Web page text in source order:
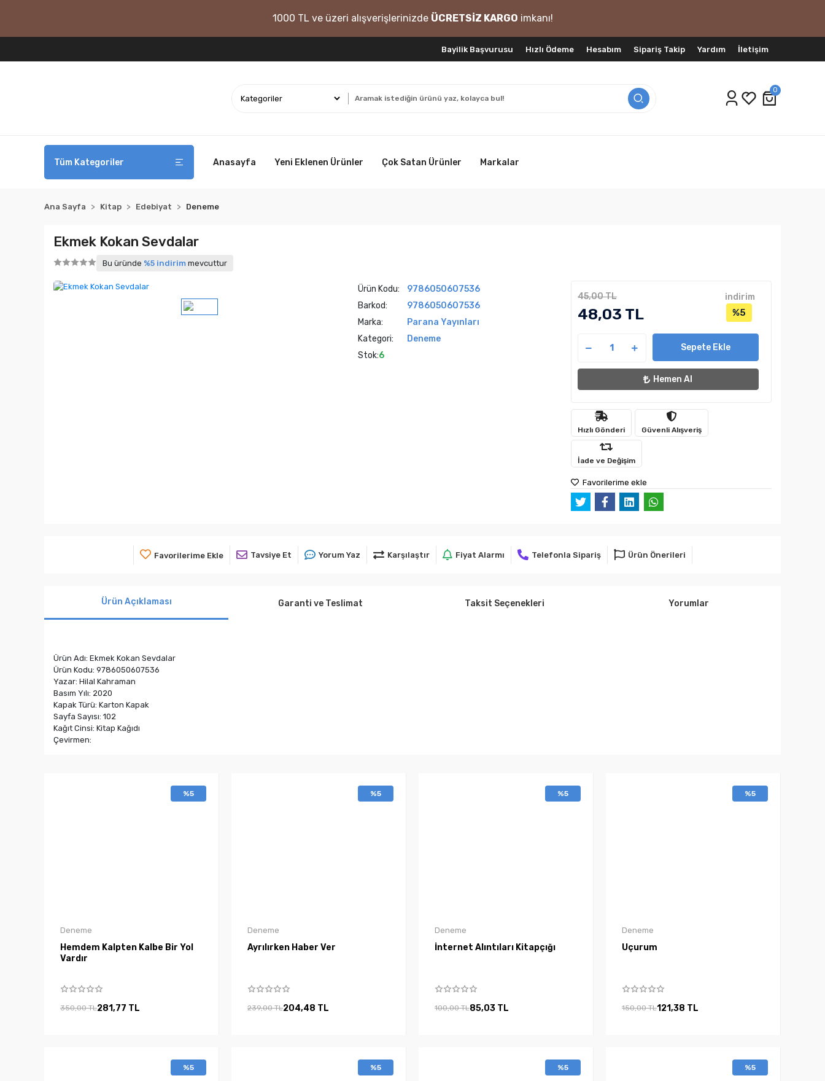
1000 TL ve üzeri alışverişlerinizde ÜCRETSİZ KARGO imkanı!
Bayilik Başvurusu Hızlı Ödeme Hesabım Sipariş Takip Yardım İletişim
0
Tüm Kategoriler Anasayfa Yeni Eklenen Ürünler Çok Satan Ürünler Markalar
Ana Sayfa Kitap Edebiyat Deneme
Ekmek Kokan Sevdalar
Bu üründe %5 indirim mevcuttur
Ürün Kodu:
9786050607536
Barkod:
9786050607536
Marka:
Parana Yayınları
Kategori:
Deneme
Stok:6
45,00 TL
48,03 TL
indirim
%5
Sepete Ekle
Hemen Al
Hızlı Gönderi Güvenli Alışveriş
İade ve Değişim
Favorilerime ekle
Favorilerime Ekle Tavsiye Et Yorum Yaz Karşılaştır Fiyat Alarmı Telefonla Sipariş Ürün Önerileri
Ürün Açıklaması Garanti ve Teslimat Taksit Seçenekleri Yorumlar
Ürün Adı: Ekmek Kokan Sevdalar
Ürün Kodu: 9786050607536
Yazar: Hilal Kahraman
Basım Yılı: 2020
Kapak Türü: Karton Kapak
Sayfa Sayısı: 102
Kağıt Cinsi: Kitap Kağıdı
Çevirmen:
%5
Deneme
Hemdem Kalpten Kalbe Bir Yol
Vardır
350,00 TL281,77 TL
%5
Deneme
Ayrılırken Haber Ver
239,00 TL204,48 TL
%5
Deneme
İnternet Alıntıları Kitapçığı
100,00 TL85,03 TL
%5
Deneme
Uçurum
150,00 TL121,38 TL
%5 %5 %5 %5